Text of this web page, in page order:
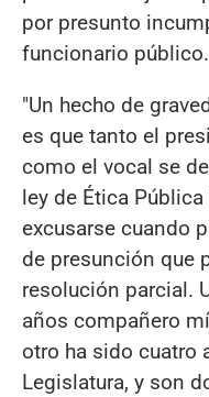
por presunto
funcionario público.
"Un hecho de
es que tanto el
como el vocal se
ley de Ética
excusarse cuando
de presunción que
resolución parcial.
años compañero
otro ha sido cuatro
Legislatura, y son